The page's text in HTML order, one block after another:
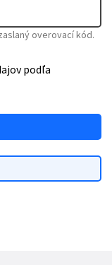
overovací kód.
podľa